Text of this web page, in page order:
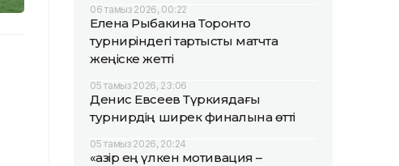
06 тамыз 2026, 00:22
Елена Рыбакина Торонто
турниріндегі тартысты матчта
жеңіске жетті
05 тамыз 2026, 23:06
Денис Евсеев Түркиядағы
турнирдің ширек финалына өтті
05 тамыз 2026, 20:24
«Қазір ең үлкен мотивация –